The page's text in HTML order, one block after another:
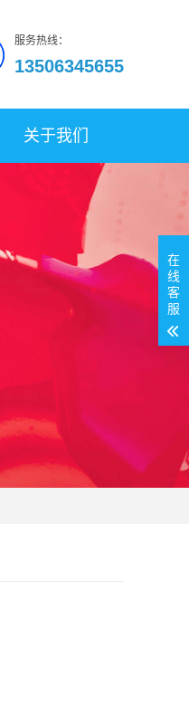
服务热线：
13506345655
关于我们
在
线
客
服